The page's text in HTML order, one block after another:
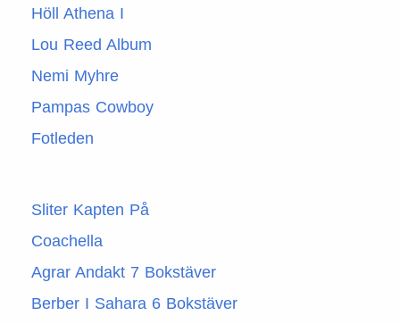
Höll Athena I
Lou Reed Album
Nemi Myhre
Pampas Cowboy
Fotleden
Sliter Kapten På
Coachella
Agrar Andakt 7 Bokstäver
Berber I Sahara 6 Bokstäver